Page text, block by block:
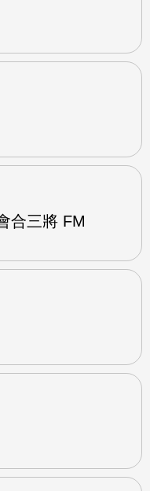
合三將 FM